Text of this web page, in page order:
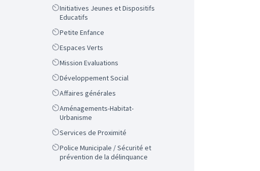
Scope
Initiatives Jeunes et Dispositifs
Educatifs
ScopePetite Enfance
ScopeEspaces Verts
ScopeMission Evaluations
ScopeDéveloppement Social
ScopeAffaires générales
Scope
Aménagements-Habitat-
Urbanisme
ScopeServices de Proximité
Scope
Police Municipale / Sécurité et
prévention de la délinquance